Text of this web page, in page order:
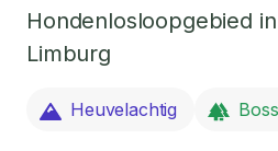
Hondenlosloopgebied in
Limburg
Heuvelachtig